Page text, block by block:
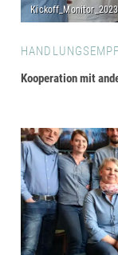
Kooperation mit